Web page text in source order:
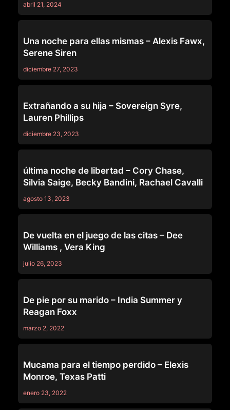
abril 21, 2024
Una noche para ellas mismas – Alexis Fawx,
Serene Siren
diciembre 27, 2023
Extrañando a su hija – Sovereign Syre,
Lauren Phillips
diciembre 23, 2023
última noche de libertad – Cory Chase,
Silvia Saige, Becky Bandini, Rachael Cavalli
agosto 13, 2023
De vuelta en el juego de las citas – Dee
Williams , Vera King
julio 26, 2023
De pie por su marido – India Summer y
Reagan Foxx
marzo 2, 2022
Mucama para el tiempo perdido – Elexis
Monroe, Texas Patti
enero 23, 2022